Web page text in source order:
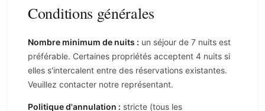
Conditions générales
Nombre minimum de nuits : un séjour de 7 nuits est
préférable. Certaines propriétés acceptent 4 nuits si
elles s'intercalent entre des réservations existantes.
Veuillez contacter notre représentant.
Politique d'annulation : stricte (tous les